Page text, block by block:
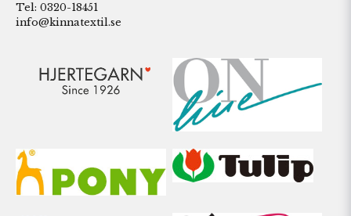
Tel: 0320-18451
info@kinnatextil.se